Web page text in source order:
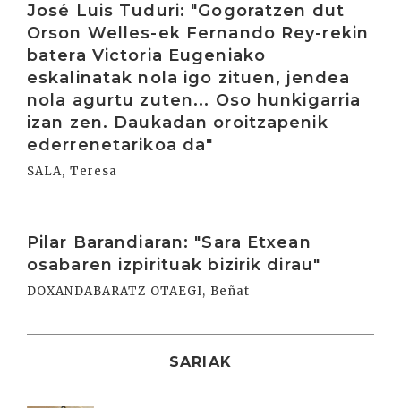
José Luis Tuduri: "Gogoratzen dut
Orson Welles-ek Fernando Rey-rekin
batera Victoria Eugeniako
eskalinatak nola igo zituen, jendea
nola agurtu zuten... Oso hunkigarria
izan zen. Daukadan oroitzapenik
ederrenetarikoa da"
SALA, Teresa
Pilar Barandiaran: "Sara Etxean
osabaren izpirituak bizirik dirau"
DOXANDABARATZ OTAEGI, Beñat
SARIAK